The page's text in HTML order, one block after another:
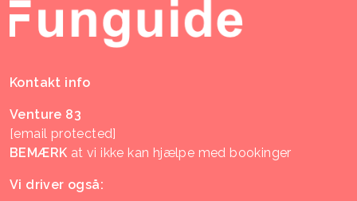
Kontakt info
Venture 83
[email protected]
BEMÆRK at vi ikke kan hjælpe med bookinger
Vi driver også: